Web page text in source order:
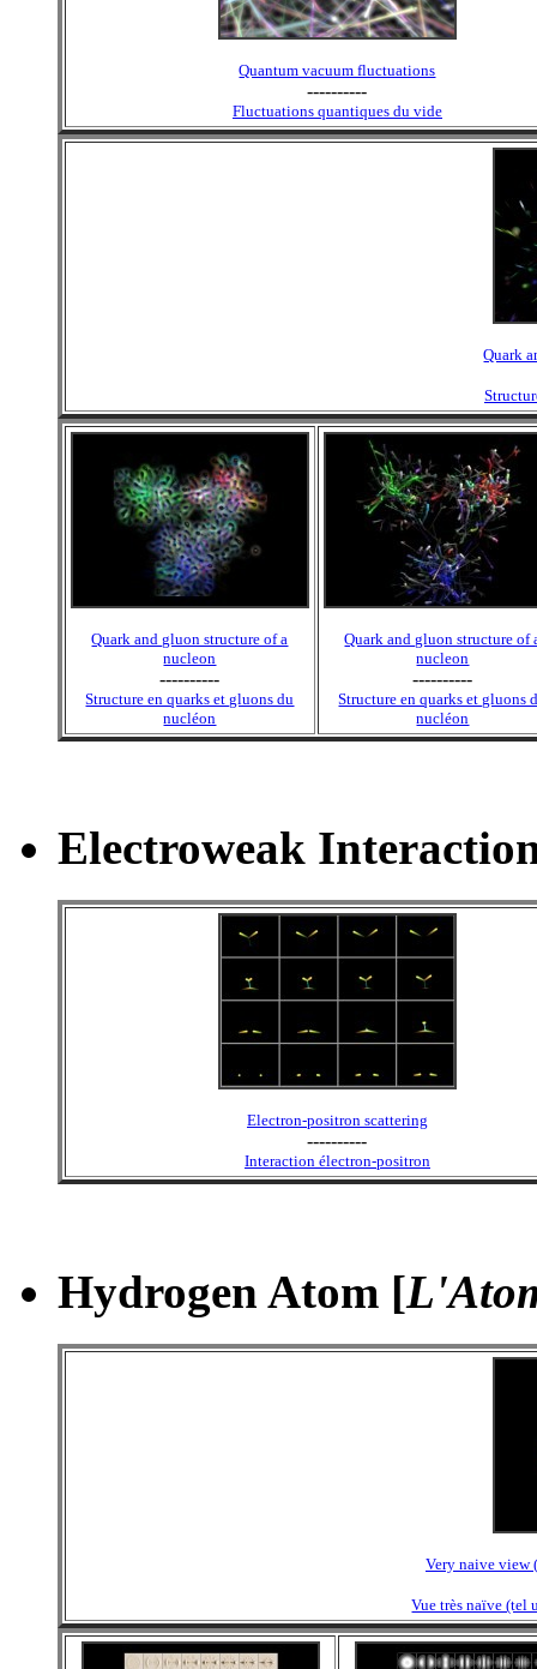
Quantum vacuum fluctuations
----------
Fluctuations quantiques du vide
Quark
Quark and gluon structure of a
nucleon
----------
Structure en quarks et gluons du
nucléon
Quark and gluon structure of
nucleon
----------
Structure en quarks et gluons
nucléon
Electroweak
Electron-positron scattering
----------
Interaction électron-positron
Hydrogen Atom [
Very naive view
Vue très naïve (tel